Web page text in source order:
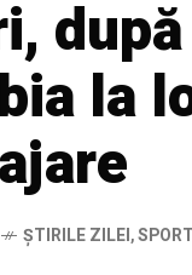
la
ȘTIRILE ZILEI,SPORT